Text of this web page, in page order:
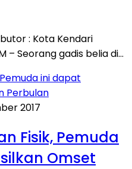
: Kota Kendari
– Seorang gadis belia di…
2017
Fisik, Pemuda
Omset